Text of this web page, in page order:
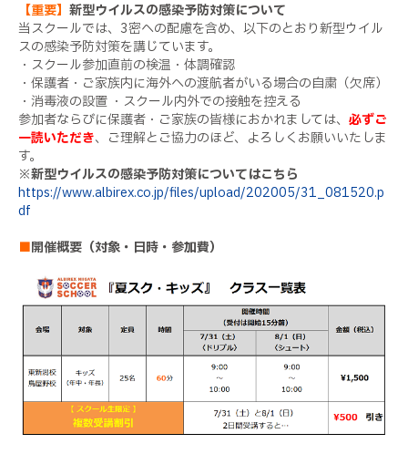
【重要】 新型ウイルスの感染予防対策について
当スクールでは、 3密への配慮を含め、以下のとおり新型ウイル
スの感染予防対策を講じています。
・スクール参加直前の検温・体調確認
・保護者・ご家族内に海外への渡航者がいる場合の自粛（欠席）
・消毒液の設置 ・スクール内外での接触を控える
参加者ならびに保護者・ご家族の皆様におかれましては、 必ずご
一読いただき、ご理解とご協力のほど、よろしくお願いいたしま
す。
※新型ウイルスの感染予防対策についてはこちら
https://www.albirex.co.jp/files/upload/202005/31_081520.p
df
■開催概要（対象・日時・参加費）